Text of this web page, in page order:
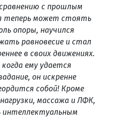
сравнению с прошлым
теперь может стоять
опоры, научился
равновесие и стал
в своих движениях.
ему удается
он искренне
собой! Кроме
массажа и ЛФК,
интеллектуальным